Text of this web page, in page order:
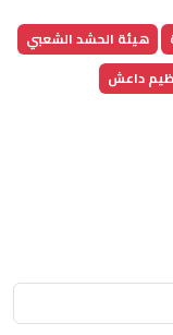
هيئة الحشد الشعبي
داعش